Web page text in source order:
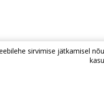
sirvimise jätkamisel